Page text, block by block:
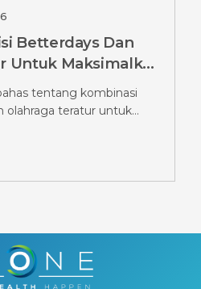
Betterdays Dan
Untuk Maksimalkan
Wajib Tahu
tentang kombinasi
olahraga teratur untuk